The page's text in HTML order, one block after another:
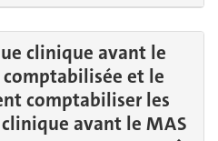
clinique avant le
et le
comptabiliser les
avant le MAS